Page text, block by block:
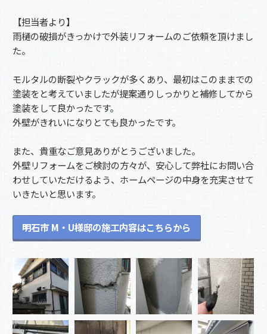
【担当者より】
雨樋の破損がきっかけで外装リフォームのご依頼を頂けまし
た。
モルタルの断裂やクラックが多くあり、最初はこのままでの
塗装をと考えていましたが提案通りしっかりと補修してから
塗装をして良かったです。
外壁がきれいになりとても良かったです。
また、貴重なご意見ありがとうございました。
外壁リフォームをご検討の方々が、安心して弊社にお問い合
わせしていただけるよう、ホームページの中身を充実させて
いきたいと思います。
明石市 M・U様邸の施工内容はこちらから